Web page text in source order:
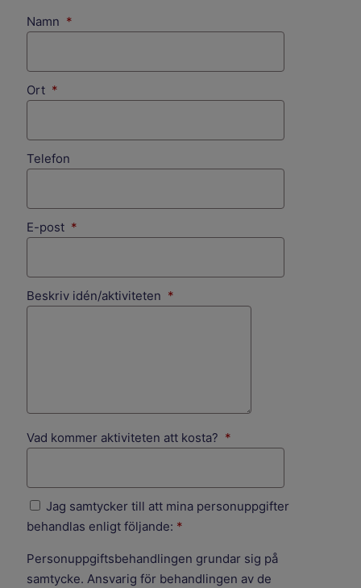
Namn *
Ort *
Telefon
E-post *
Beskriv idén/aktiviteten *
Vad kommer aktiviteten att kosta? *
Jag samtycker till att mina personuppgifter
behandlas enligt följande: *
Personuppgiftsbehandlingen grundar sig på
samtycke. Ansvarig för behandlingen av de